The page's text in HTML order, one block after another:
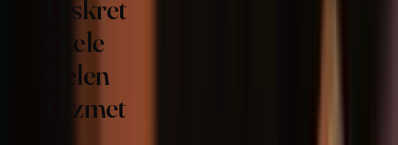
Diskret
Otele
Gelen
Hizmet